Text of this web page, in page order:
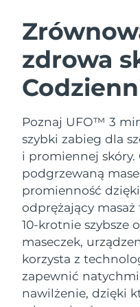
zdrowa
Poznaj UFO™ 3
szybki zabieg dla
i promiennej skóry.
podgrzewaną
promienność
odprężający masaż
10-krotnie szybsze
maseczek,
korzysta z
zapewnić
nawilżenie, dzięki
Oczyszczanie twarzy
LUNA™
Anti-aging
LUNA™
Massage,
LUNA™
For men,
BEAR™
BEAR™
BEAR™
Nawilżenie
UFO™ 3
Deep
UFO™ 3
Near-
device
issa™ 4
Hybrid
issa™ 4
Smart
FAQ™ ZABIEG
Anti-aging
Australia
Austria
Bahrajn
Belgia
Bermudy
Bośnia i
Hercegowina